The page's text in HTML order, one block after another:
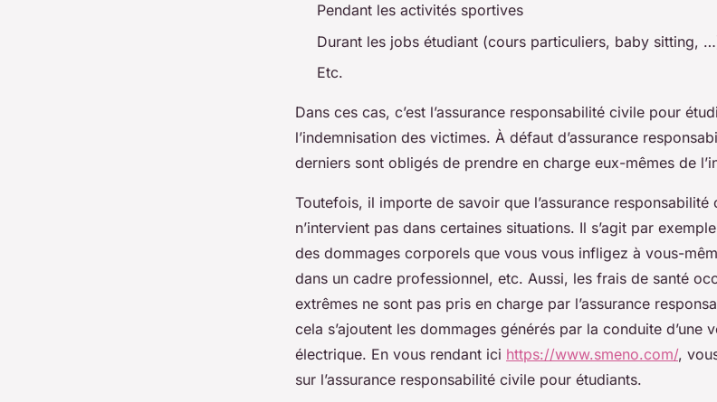
Pendant les activités sportives
Durant les jobs étudiant (cours particuliers, baby sitting,
Etc.
Dans ces cas, c’est l’assurance responsabilité civile pour
l’indemnisation des victimes. À défaut d’assurance
derniers sont obligés de prendre en charge eux-mêmes de
Toutefois, il importe de savoir que l’assurance
n’intervient pas dans certaines situations. Il s’agit par
des dommages corporels que vous vous infligez à vous-
dans un cadre professionnel, etc. Aussi, les frais de santé
extrêmes ne sont pas pris en charge par l’assurance
cela s’ajoutent les dommages générés par la conduite d’une
électrique. En vous rendant ici https://www.smeno.com/,
sur l’assurance responsabilité civile pour étudiants.